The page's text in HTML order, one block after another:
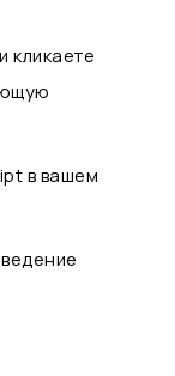
кликаете
в вашем